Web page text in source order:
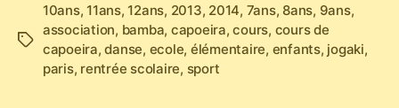
Étiquettes
10ans, 11ans, 12ans, 2013, 2014, 7ans, 8ans, 9ans,
association, bamba, capoeira,cours, cours de
capoeira,danse, ecole, élémentaire, enfants, jogaki,
paris, rentrée scolaire, sport